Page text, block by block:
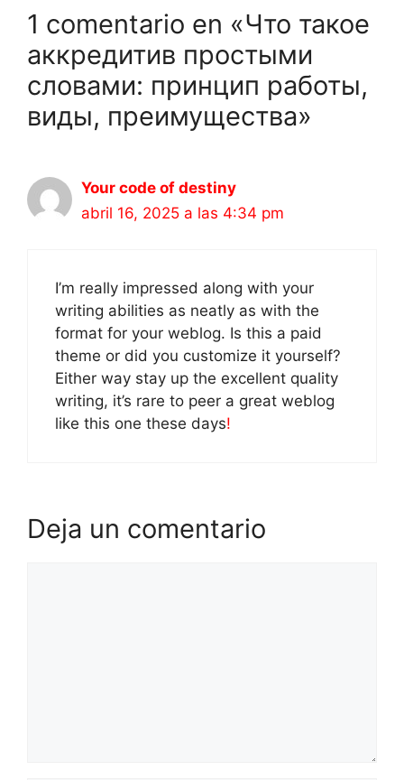
1 comentario en «Что такое
аккредитив простыми
словами: принцип работы,
виды, преимущества»
Your code of destiny
abril 16, 2025 a las 4:34 pm
I’m really impressed along with your
writing abilities as neatly as with the
format for your weblog. Is this a paid
theme or did you customize it yourself?
Either way stay up the excellent quality
writing, it’s rare to peer a great weblog
like this one these days!
Deja un comentario